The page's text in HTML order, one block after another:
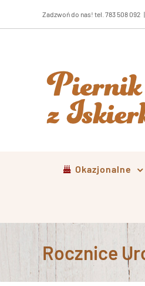
Zadzwoń do nas! tel. 783 508 092 |
Okazjonalne
Rocznice